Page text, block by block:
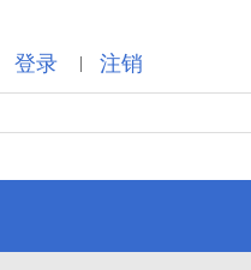
登录 | 注销